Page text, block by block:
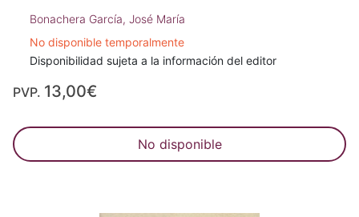
Bonachera García, José María
No disponible temporalmente
Disponibilidad sujeta a la información del editor
PVP. 13,00€
No disponible